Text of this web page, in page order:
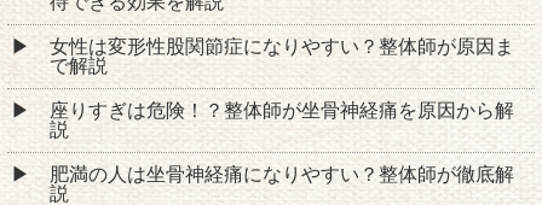
女性は変形性股関節症になりやすい？整体師が原因ま
で解説
座りすぎは危険！？整体師が坐骨神経痛を原因から解
説
肥満の人は坐骨神経痛になりやすい？整体師が徹底解
説